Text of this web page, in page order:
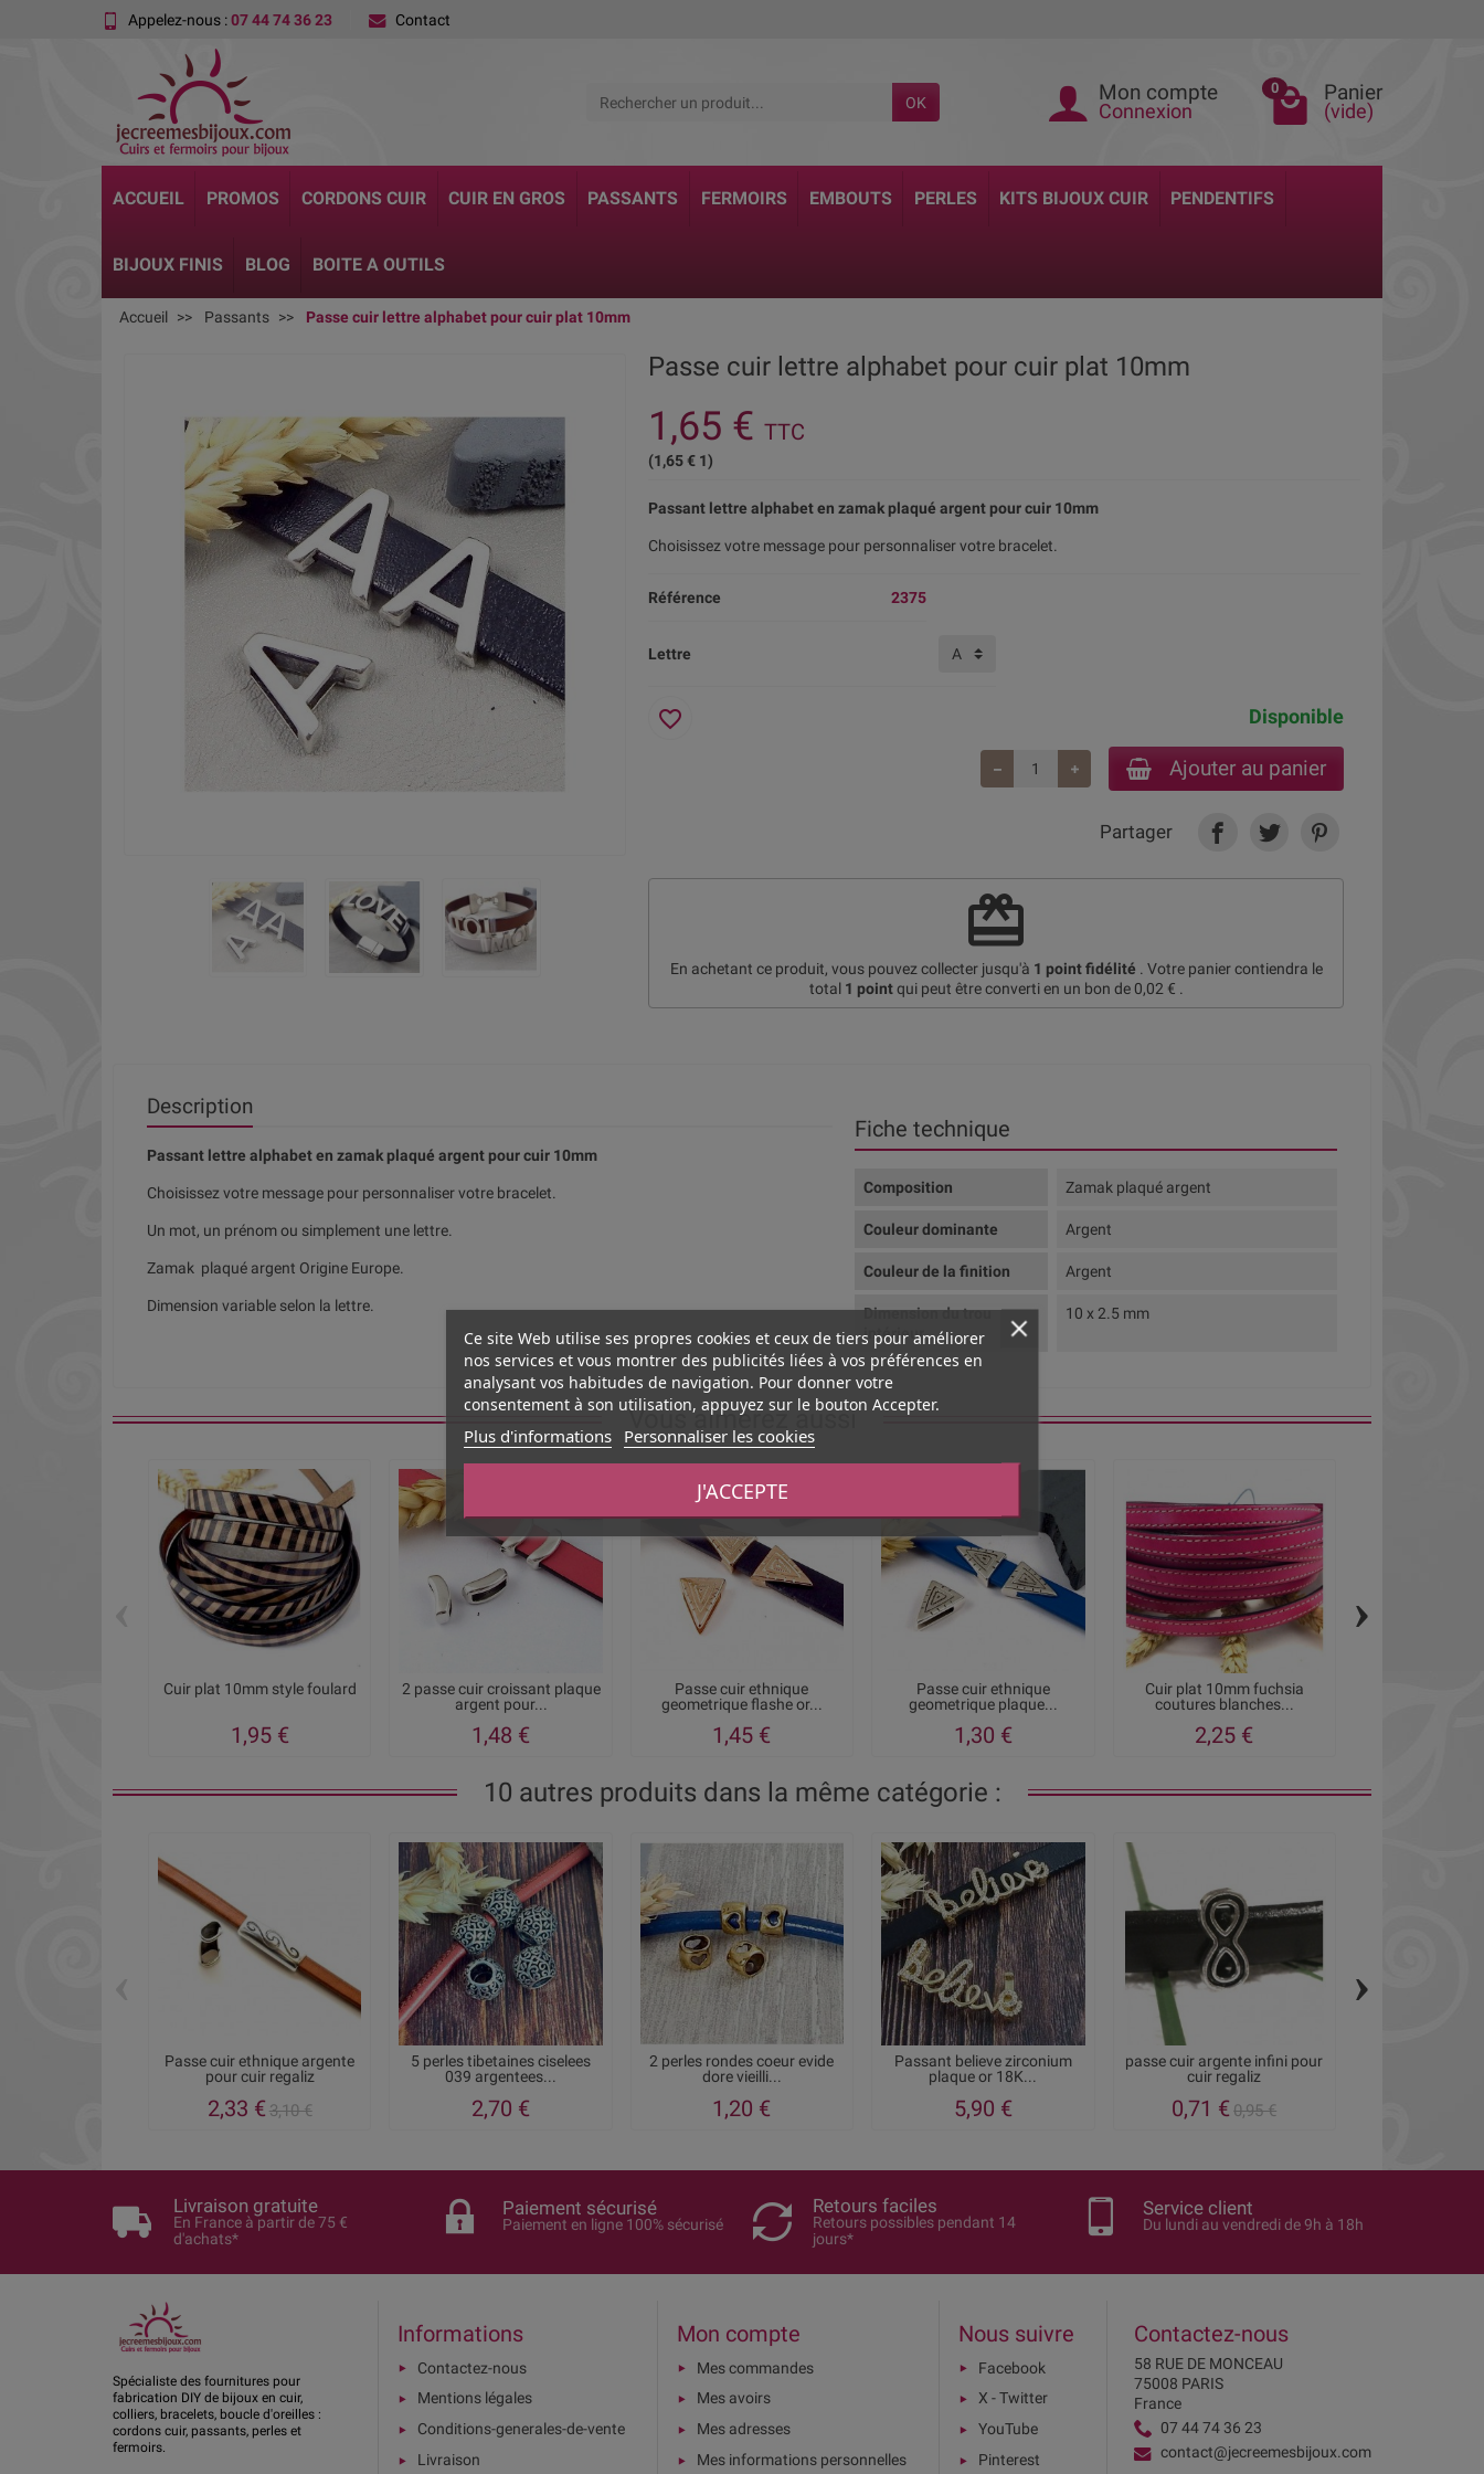
Appelez-nous :07 44 74 36 23 Contact
OK Mon compte
Connexion
0 Panier
(vide)
ACCUEIL PROMOS CORDONS CUIR CUIR EN GROS PASSANTS FERMOIRS EMBOUTS PERLES KITS BIJOUX CUIR PENDENTIFS
BIJOUX FINIS BLOG BOITE A OUTILS
Accueil Passants Passe cuir lettre alphabet pour cuir plat 10mm
Passe cuir lettre alphabet pour cuir plat 10mm
1,65 € TTC
(1,65 € 1)
Passant lettre alphabet en zamak plaqué argent pour cuir 10mm
Choisissez votre message pour personnaliser votre bracelet.
Référence 2375
Lettre
Disponible
Ajouter au panier
favorite_border
Partager
redeem
En achetant ce produit, vous pouvez collecter jusqu'à 1 point fidélité . Votre panier contiendra le
total 1 pointqui peut être converti en un bon de 0,02 € .
Description
Passant lettre alphabet en zamak plaqué argent pour cuir 10mm
Choisissez votre message pour personnaliser votre bracelet.
Un mot, un prénom ou simplement une lettre.
Zamak plaqué argent Origine Europe.
Dimension variable selon la lettre.
Fiche technique
Composition Zamak plaqué argent
Couleur dominante Argent
Couleur de la finition Argent
Dimension du trou
intérieur
10 x 2.5 mm
Vous aimerez aussi
Cuir plat 10mm style foulard
1,95 €
2 passe cuir croissant plaque
argent pour...
1,48 €
Passe cuir ethnique
geometrique flashe or...
1,45 €
Passe cuir ethnique
geometrique plaque...
1,30 €
Cuir plat 10mm fuchsia
coutures blanches...
2,25 €
›
10 autres produits dans la même catégorie :
Passe cuir ethnique argente
pour cuir regaliz
2,33 € 3,10 €
5 perles tibetaines ciselees
039 argentees...
2,70 €
2 perles rondes coeur evide
dore vieilli...
1,20 €
Passant believe zirconium
plaque or 18K...
5,90 €
passe cuir argente infini pour
cuir regaliz
0,71 € 0,95 €
›
Livraison gratuite
En France à partir de 75 €
d'achats*
Paiement sécurisé
Paiement en ligne 100% sécurisé
Retours faciles
Retours possibles pendant 14
jours*
Service client
Du lundi au vendredi de 9h à 18h
Spécialiste des fournitures pour
fabrication DIY de bijoux en cuir,
colliers, bracelets, boucle d'oreilles :
cordons cuir, passants, perles et
fermoirs.
Informations
Contactez-nous
Mentions légales
Conditions-generales-de-vente
Livraison
Mon compte
Mes commandes
Mes avoirs
Mes adresses
Mes informations personnelles
Nous suivre
Facebook
X - Twitter
YouTube
Pinterest
Contactez-nous
58 RUE DE MONCEAU
75008 PARIS
France
07 44 74 36 23
contact@jecreemesbijoux.com
Ce site Web utilise ses propres cookies et ceux de tiers pour améliorer
nos services et vous montrer des publicités liées à vos préférences en
analysant vos habitudes de navigation. Pour donner votre
consentement à son utilisation, appuyez sur le bouton Accepter.
Plus d'informations Personnaliser les cookies
J'ACCEPTE